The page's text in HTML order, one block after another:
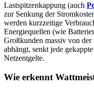
Lastspitzenkappung (auch
zur Senkung der
werden kurzzeitige
Energiequellen (wie
Großkunden massiv von der
abhängt, senkt jede
Netzentgelte.
Wie erkennt